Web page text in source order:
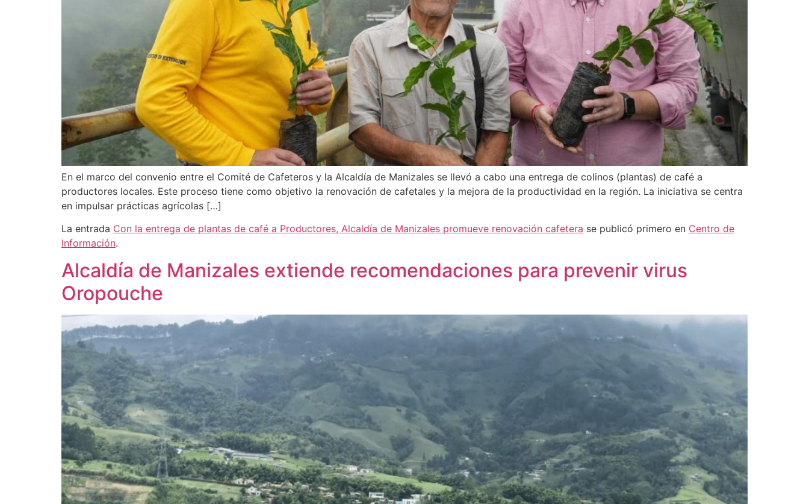
En el marco del convenio entre el Comité de Cafeteros y la Alcaldía de Manizales se llevó a cabo una entrega de colinos (plantas) de café a
productores locales. Este proceso tiene como objetivo la renovación de cafetales y la mejora de la productividad en la región. La iniciativa se centra
en impulsar prácticas agrícolas […]
La entrada Con la entrega de plantas de café a Productores, Alcaldía de Manizales promueve renovación cafetera se publicó primero en Centro de
Información.
Alcaldía de Manizales extiende recomendaciones para prevenir virus
Oropouche